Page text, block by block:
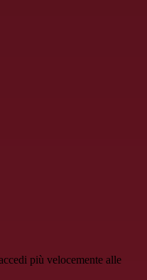
più velocemente alle